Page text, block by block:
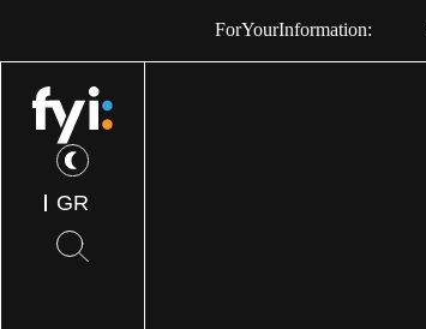
GR
ForYourInformation: